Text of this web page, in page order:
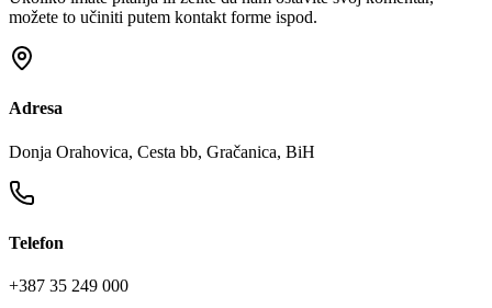
možete to učiniti putem kontakt forme ispod.
Adresa
Donja Orahovica, Cesta bb, Gračanica, BiH
Telefon
+387 35 249 000